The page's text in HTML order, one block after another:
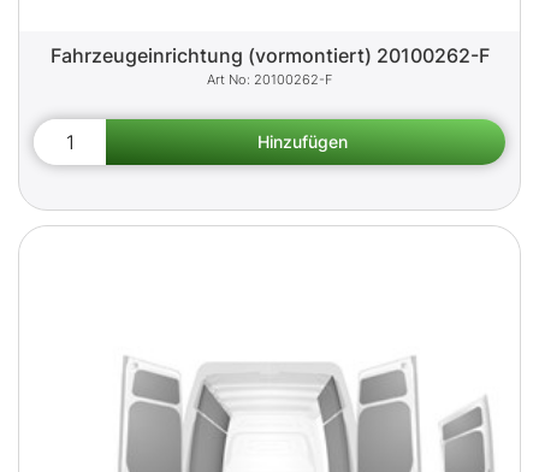
Fahrzeugeinrichtung (vormontiert) 20100262-F
20100262-F